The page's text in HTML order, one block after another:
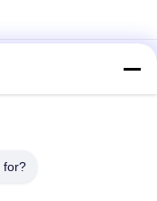
বোতল (১৫০০ বিপিএইচ)
বোতল অপরিহার্য তেল ভরাট
for?